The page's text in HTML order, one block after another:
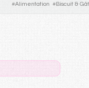
#Alimentation #Biscuit &